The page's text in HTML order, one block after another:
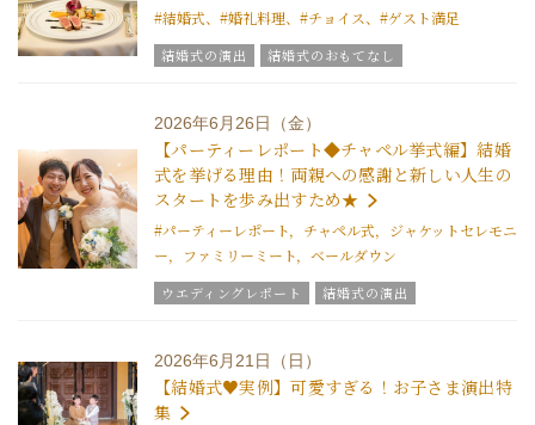
#結婚式、#婚礼料理、#チョイス、#ゲスト満足
結婚式の演出
結婚式のおもてなし
結婚式の豆知識
ウエディングスタッフｖｏｉｃｅ
グラツィエについて
2026年6月26日（金）
【パーティーレポート◆チャペル挙式編】結婚
式を挙げる理由！両親への感謝と新しい人生の
スタートを歩み出すため★
#パーティーレポート，チャペル式，ジャケットセレモニ
ー，ファミリーミート，ベールダウン
ウエディングレポート
結婚式の演出
ブライダルフェア
グラツィエのウエディング情報
結婚式の豆知識
ウエディングスタッフｖｏｉｃｅ
2026年6月21日（日）
【結婚式♥実例】可愛すぎる！お子さま演出特
集